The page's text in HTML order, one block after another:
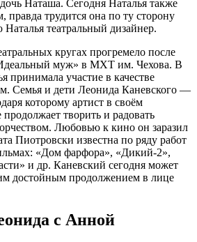
Наташа. Сегодня Наталья также
правда трудится она по ту сторону
театральный дизайнер.
кругах прогремело после
муж» в МХТ им. Чехова. В
принимала участие в качестве
Семья и дети Леонида Каневского —
которому артист в своём
продолжает творить и радовать
Любовью к кино он заразил
Пиотровски известна по ряду работ
«Дом фарфора», «Дикий-2»,
и др. Каневский сегодня может
достойным продолжением в лице
с Анной